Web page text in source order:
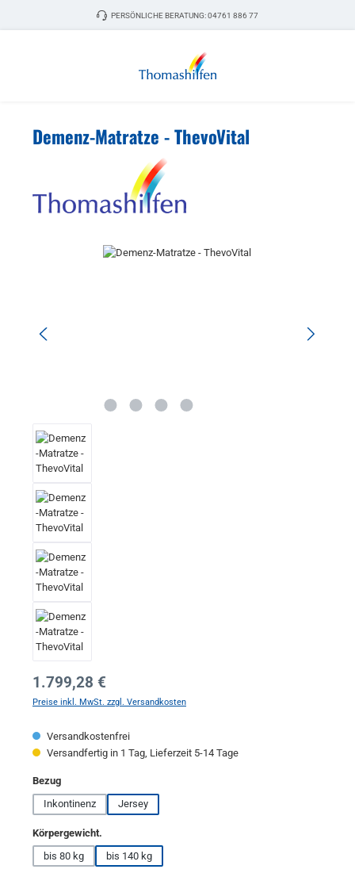
Zum Hauptinhalt springenPERSÖNLICHE BERATUNG:04761 886 77
Demenz-Matratze - ThevoVital
Bildergalerie überspringen
Regulärer Preis:
1.799,28 €
Preise inkl. MwSt. zzgl. Versandkosten
Versandkostenfrei
Versandfertig in 1 Tag, Lieferzeit 5-14 Tage
Bezugauswählen
Inkontinenz
Jersey
Körpergewicht.
bis 80 kg
bis 140 kg